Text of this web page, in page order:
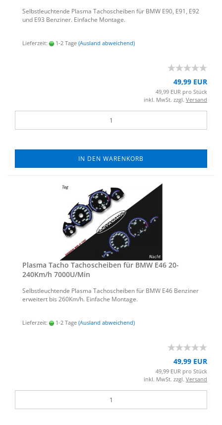
Selbst­leuch­ten­de Plas­ma Ta­cho­schei­ben für BMW E90, E91, E92
und E93 Ben­zi­ner. Ein­fa­che Mon­ta­ge.
Lieferzeit: 1-2 Tage (Ausland abweichend)
49,99 EUR
49,99 EUR pro Stück
inkl. MwSt. zzgl. Versand
IN DEN WARENKORB
Plas­ma Tacho Ta­cho­schei­ben für BMW E46 20-​
240Km/h 7000U/Min
Selbst­leuch­ten­de Plas­ma Ta­cho­schei­ben für BMW E46 Ben­zi­ner
er­wei­tert bis 260Km/h. Ein­fa­che Mon­ta­ge.
Lieferzeit: 1-2 Tage (Ausland abweichend)
49,99 EUR
49,99 EUR pro Stück
inkl. MwSt. zzgl. Versand